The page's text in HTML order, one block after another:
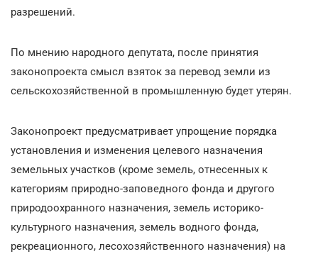
разрешений.
По мнению народного депутата, после принятия
законопроекта смысл взяток за перевод земли из
сельскохозяйственной в промышленную будет утерян.
Законопроект предусматривает упрощение порядка
установления и изменения целевого назначения
земельных участков (кроме земель, отнесенных к
категориям природно-заповедного фонда и другого
природоохранного назначения, земель историко-
культурного назначения, земель водного фонда,
рекреационного, лесохозяйственного назначения) на